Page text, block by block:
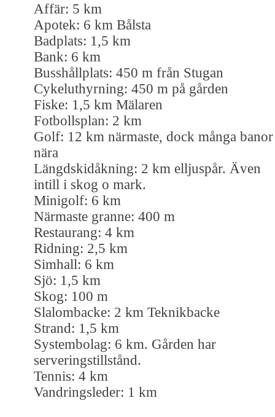
Affär: 5 km
Apotek: 6 km Bålsta
Badplats: 1,5 km
Bank: 6 km
Busshållplats: 450 m från Stugan
Cykeluthyrning: 450 m på gården
Fiske: 1,5 km Mälaren
Fotbollsplan: 2 km
Golf: 12 km närmaste, dock många banor
nära
Längdskidåkning: 2 km elljuspår. Även
intill i skog o mark.
Minigolf: 6 km
Närmaste granne: 400 m
Restaurang: 4 km
Ridning: 2,5 km
Simhall: 6 km
Sjö: 1,5 km
Skog: 100 m
Slalombacke: 2 km Teknikbacke
Strand: 1,5 km
Systembolag: 6 km. Gården har
serveringstillstånd.
Tennis: 4 km
Vandringsleder: 1 km